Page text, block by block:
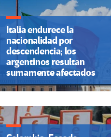
Italia endurece la
nacionalidad por
descendencia; los
argentinos resultan
sumamente afectados